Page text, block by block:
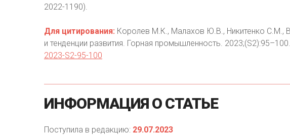
2022-1190).
Для цитирования: Королев М.К., Малахов Ю.В., Никитенко С.М.,
и тенденции развития. Горная промышленность. 2023;(S2):95–100.
2023-S2-95-100
ИНФОРМАЦИЯ О СТАТЬЕ
Поступила в редакцию: 29.07.2023